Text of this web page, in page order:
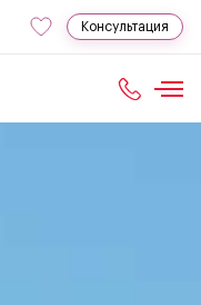
Консультация